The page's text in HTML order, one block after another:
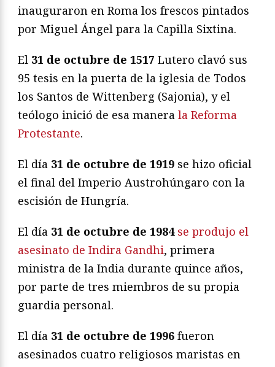
inauguraron en Roma los frescos pintados
por Miguel Ángel para la Capilla Sixtina.
El 31 de octubre de 1517 Lutero clavó sus
95 tesis en la puerta de la iglesia de Todos
los Santos de Wittenberg (Sajonia), y el
teólogo inició de esa manera la Reforma
Protestante.
El día 31 de octubre de 1919 se hizo oficial
el final del Imperio Austrohúngaro con la
escisión de Hungría.
El día 31 de octubre de 1984 se produjo el
asesinato de Indira Gandhi, primera
ministra de la India durante quince años,
por parte de tres miembros de su propia
guardia personal.
El día 31 de octubre de 1996 fueron
asesinados cuatro religiosos maristas en